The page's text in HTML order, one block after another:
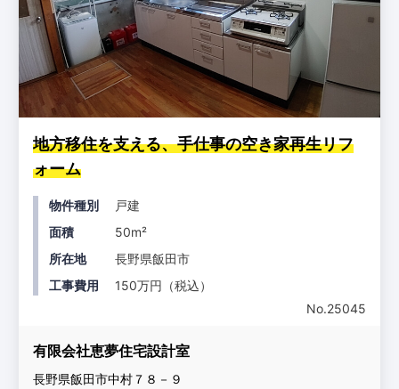
地方移住を支える、手仕事の空き家再生リフ
ォーム
物件種別
戸建
面積
50m²
所在地
長野県飯田市
工事費用
150万円（税込）
No.25045
有限会社恵夢住宅設計室
長野県飯田市中村７８－９